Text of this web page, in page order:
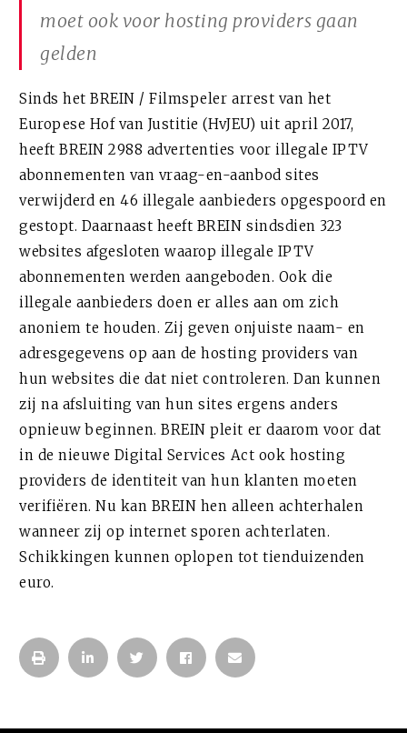
moet ook voor hosting providers gaan
gelden
Sinds het BREIN / Filmspeler arrest van het
Europese Hof van Justitie (HvJEU) uit april 2017,
heeft BREIN 2988 advertenties voor illegale IPTV
abonnementen van vraag-en-aanbod sites
verwijderd en 46 illegale aanbieders opgespoord en
gestopt. Daarnaast heeft BREIN sindsdien 323
websites afgesloten waarop illegale IPTV
abonnementen werden aangeboden. Ook die
illegale aanbieders doen er alles aan om zich
anoniem te houden. Zij geven onjuiste naam- en
adresgegevens op aan de hosting providers van
hun websites die dat niet controleren. Dan kunnen
zij na afsluiting van hun sites ergens anders
opnieuw beginnen. BREIN pleit er daarom voor dat
in de nieuwe Digital Services Act ook hosting
providers de identiteit van hun klanten moeten
verifiëren. Nu kan BREIN hen alleen achterhalen
wanneer zij op internet sporen achterlaten.
Schikkingen kunnen oplopen tot tienduizenden
euro.